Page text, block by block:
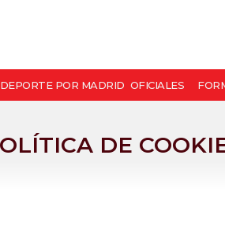
DEPORTE POR MADRID OFICIALES
DE